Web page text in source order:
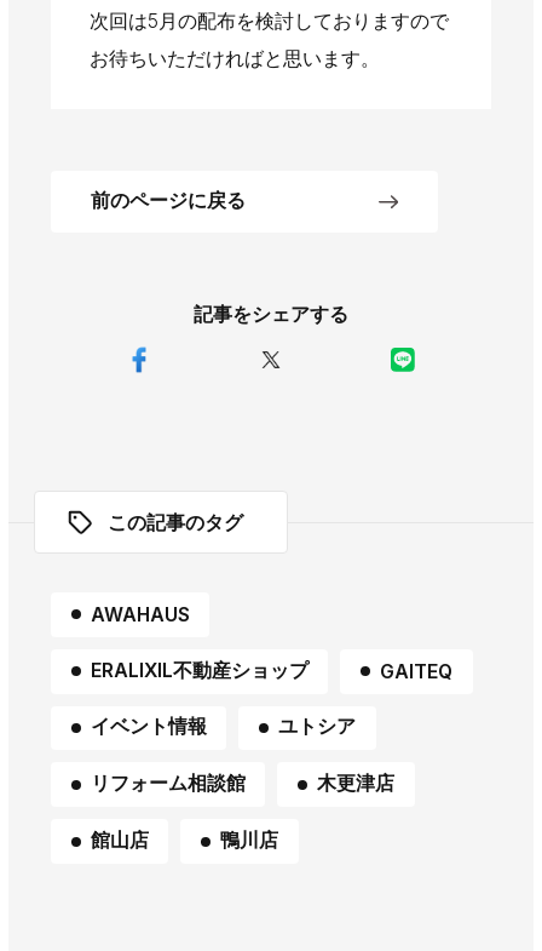
記事をシェアする
次回は5月の配布を検討しておりますので
お待ちいただければと思います。
前のページに戻る
この記事のタグ
AWAHAUS
ERALIXIL不動産ショップ GAITEQ
イベント情報 ユトシア
リフォーム相談館 木更津店
館山店 鴨川店